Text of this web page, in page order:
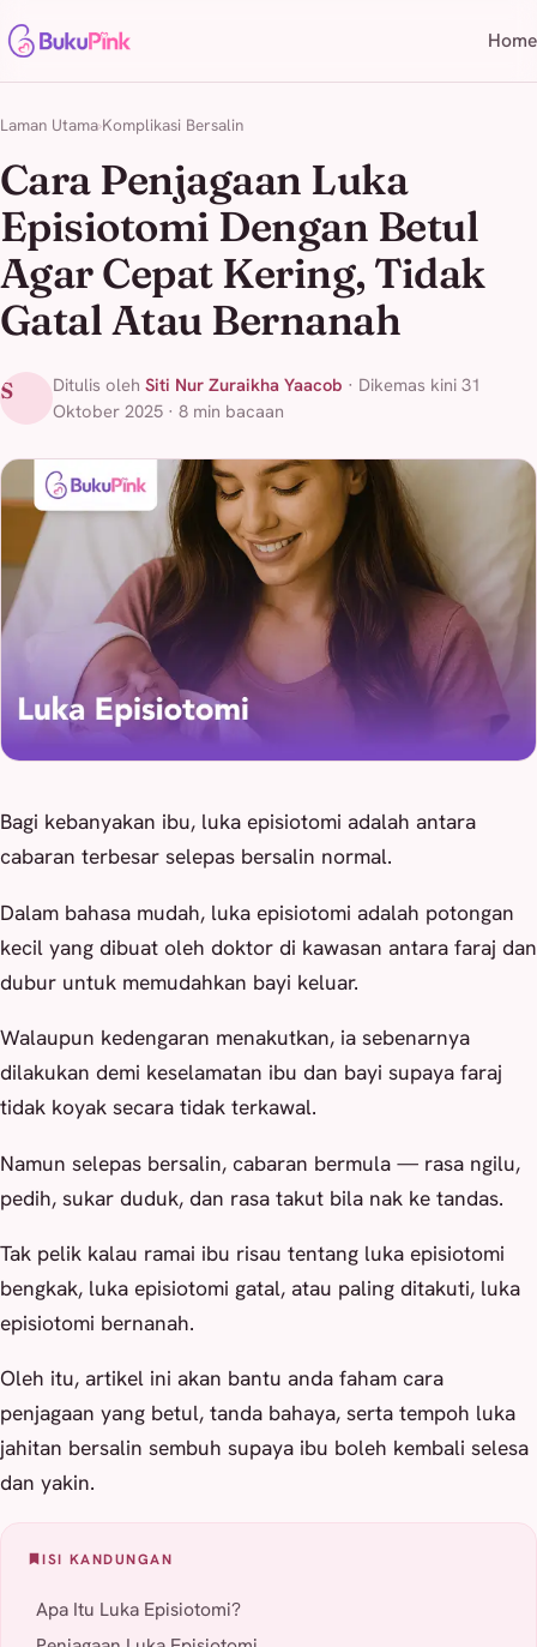
Home
Laman Utama Komplikasi Bersalin
Cara Penjagaan Luka
Episiotomi Dengan Betul
Agar Cepat Kering, Tidak
Gatal Atau Bernanah
S Ditulis oleh Siti Nur Zuraikha Yaacob · Dikemas kini 31
Oktober 2025 · 8 min bacaan
Bagi kebanyakan ibu, luka episiotomi adalah antara
cabaran terbesar selepas bersalin normal.
Dalam bahasa mudah, luka episiotomi adalah potongan
kecil yang dibuat oleh doktor di kawasan antara faraj dan
dubur untuk memudahkan bayi keluar.
Walaupun kedengaran menakutkan, ia sebenarnya
dilakukan demi keselamatan ibu dan bayi supaya faraj
tidak koyak secara tidak terkawal.
Namun selepas bersalin, cabaran bermula — rasa ngilu,
pedih, sukar duduk, dan rasa takut bila nak ke tandas.
Tak pelik kalau ramai ibu risau tentang luka episiotomi
bengkak, luka episiotomi gatal, atau paling ditakuti, luka
episiotomi bernanah.
Oleh itu, artikel ini akan bantu anda faham cara
penjagaan yang betul, tanda bahaya, serta tempoh luka
jahitan bersalin sembuh supaya ibu boleh kembali selesa
dan yakin.
ISI KANDUNGAN
Apa Itu Luka Episiotomi?